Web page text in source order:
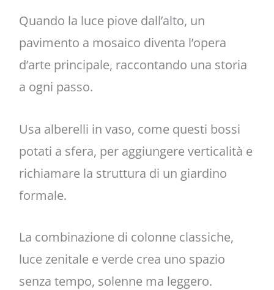
Quando la luce piove dall’alto, un
pavimento a mosaico diventa l’opera
d’arte principale, raccontando una storia
a ogni passo.
Usa alberelli in vaso, come questi bossi
potati a sfera, per aggiungere verticalità e
richiamare la struttura di un giardino
formale.
La combinazione di colonne classiche,
luce zenitale e verde crea uno spazio
senza tempo, solenne ma leggero.